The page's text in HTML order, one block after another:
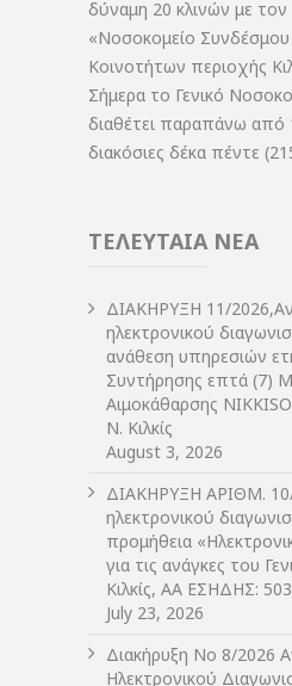
δύναμη 20 κλινών με τον
«Νοσοκομείο
Κοινοτήτων περιοχής
Σήμερα το Γενικό
διαθέτει παραπάνω από
διακόσιες δέκα πέντε
ΤΕΛΕΥΤΑΙΑ ΝΕΑ
ΔIΑΚΗΡΥΞΗ 11/
ηλεκτρονικού
ανάθεση υπηρεσιών
Συντήρησης επτά (7)
Αιμοκάθαρσης
Ν. Κιλκίς
August 3, 2026
ΔIΑΚΗΡΥΞΗ ΑΡIΘΜ. 10/
ηλεκτρονικού
προμήθεια
για τις ανάγκες του
Κιλκίς, ΑΑ ΕΣΗΔΗΣ:
July 23, 2026
Διακήρυξη Νο 8/2026
Ηλεκτρονικού